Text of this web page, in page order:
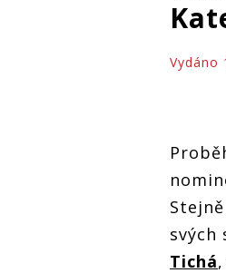
Vydáno
svých
Tichá,